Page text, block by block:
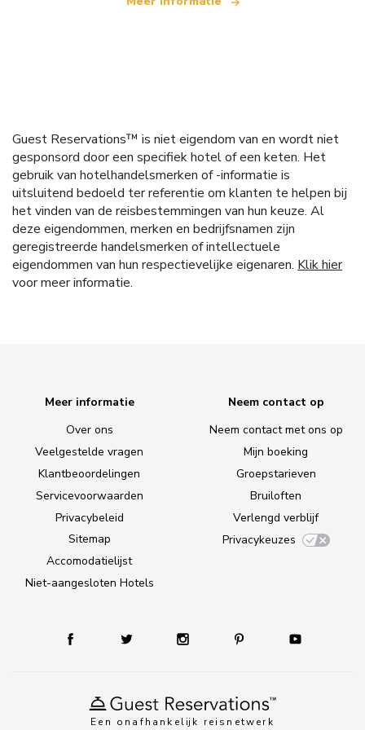
Guest Reservations™ is niet eigendom van en wordt niet
gesponsord door een specifiek hotel of een keten. Het
gebruik van hotelhandelsmerken of -informatie is
uitsluitend bedoeld ter referentie om klanten te helpen bij
het vinden van de reisbestemmingen van hun keuze. Al
deze eigendommen, merken en bedrijfsnamen zijn
geregistreerde handelsmerken of intellectuele
eigendommen van hun respectievelijke eigenaren. Klik hier
voor meer informatie.
Een onafhankelijk reisnetwerk
Meer informatie
Over ons
Veelgestelde vragen
Klantbeoordelingen
Servicevoorwaarden
Privacybeleid
Sitemap
Accomodatielijst
Niet-aangesloten Hotels
Neem contact op
Neem contact met ons op
Mijn boeking
Groepstarieven
Bruiloften
Verlengd verblijf
Privacykeuzes